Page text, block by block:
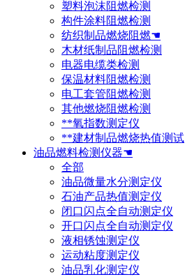
塑料泡沫阻燃检测
构件涂料阻燃检测
纺织制品燃烧阻燃☚
木材纸制品阻燃检测
电器电缆类检测
保温材料阻燃检测
电工套管阻燃检测
其他燃烧阻燃检测
**氧指数测定仪
**建材制品燃烧热值测试
油品燃料检测仪器☚
全部
油品微量水分测定仪
石油产品热值测定仪
闭口闪点全自动测定仪
开口闪点全自动测定仪
液相锈蚀测定仪
运动粘度测定仪
油品乳化测定仪